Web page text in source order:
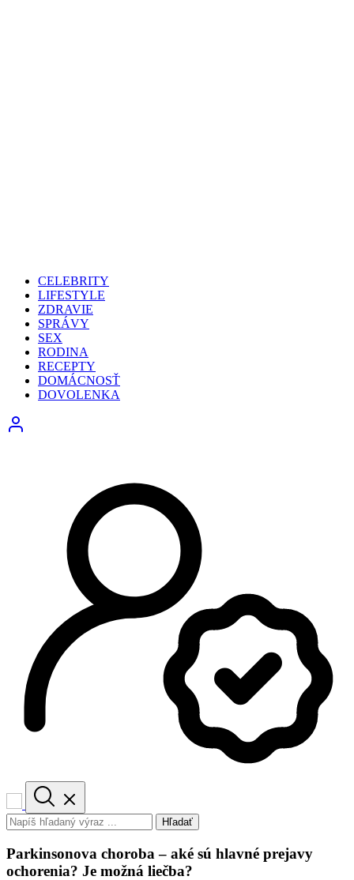
CELEBRITY
LIFESTYLE
ZDRAVIE
SPRÁVY
SEX
RODINA
RECEPTY
DOMÁCNOSŤ
DOVOLENKA
Hľadať
Parkinsonova choroba – aké sú hlavné prejavy
ochorenia? Je možná liečba?